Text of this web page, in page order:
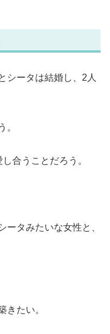
シータは結婚し、2人
。
合うことだろう。
ータみたいな女性と、
きたい。